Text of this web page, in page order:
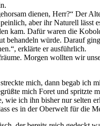
dienen, Herr?“ Der
aber ihr Naturell lässt
kam. Dafür waren die
würde. Darauf
erklärte er ausführlich.
Morgen wollten wir
mich, dann begab ich
mich Foret und spritzte
ich ihn bisher nur selten
es in der Oberwelt für die